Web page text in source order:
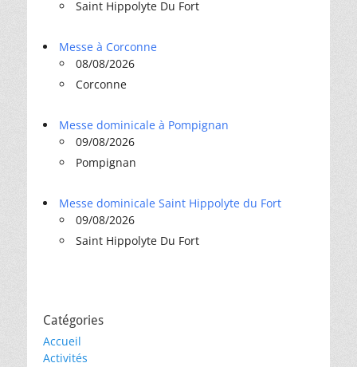
Saint Hippolyte Du Fort
Messe à Corconne
08/08/2026
Corconne
Messe dominicale à Pompignan
09/08/2026
Pompignan
Messe dominicale Saint Hippolyte du Fort
09/08/2026
Saint Hippolyte Du Fort
Catégories
Accueil
Activités